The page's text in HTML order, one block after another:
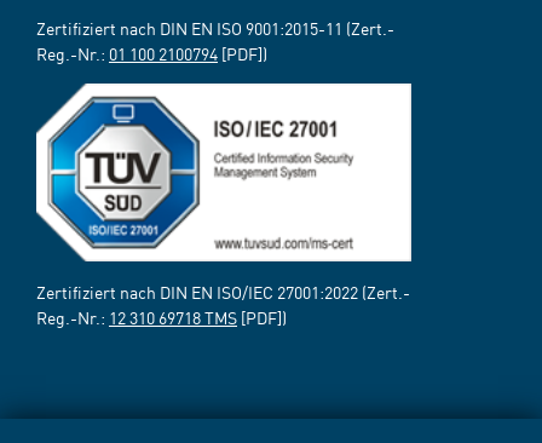
Zertifiziert nach DIN EN ISO 9001:2015-11 (Zert.-
Reg.-Nr.: 01 100 2100794 [PDF])
Zertifiziert nach DIN EN ISO/IEC 27001:2022 (Zert.-
Reg.-Nr.: 12 310 69718 TMS [PDF])